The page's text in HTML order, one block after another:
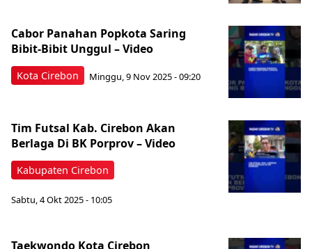
Kota Cirebon
Cabor Panahan Popkota Saring
Bibit-Bibit Unggul – Video
Minggu, 9 Nov 2025 - 09:20
Kabupaten Cirebon
Tim Futsal Kab. Cirebon Akan
Berlaga Di BK Porprov – Video
Sabtu, 4 Okt 2025 - 10:05
Taekwondo Kota Cirebon